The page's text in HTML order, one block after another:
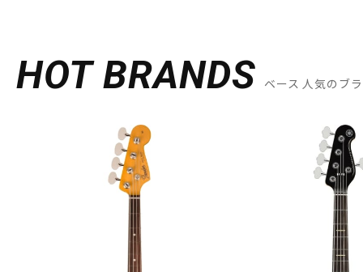
HOT BRANDS ベース 人気のブ